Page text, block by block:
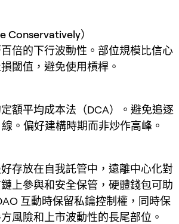
Conservatively）
倍的下行波動性。部位規模比信心
閾值，避免使用槓桿。
額平均成本法（DCA）。避免追逐
。偏好建構時期而非炒作高峰。
存放在自我託管中，遠離中心化對
上參與和安全保管，硬體錢包可助
互動時保留私鑰控制權，同時保
風險和上市波動性的長尾部位。